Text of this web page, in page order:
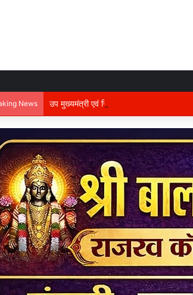
News उप मुख्यमंत्री एवं जिले के प्रभारी मंत्री अरुण